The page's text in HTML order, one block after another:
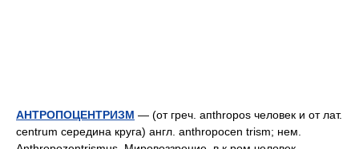
АНТРОПОЦЕНТРИЗМ — (от греч. апthropos человек и от лат.
centrum середина круга) англ. anthropocen trism; нем.